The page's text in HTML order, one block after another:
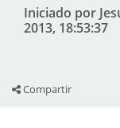
Iniciado por
2013, 18:53:37
Compartir